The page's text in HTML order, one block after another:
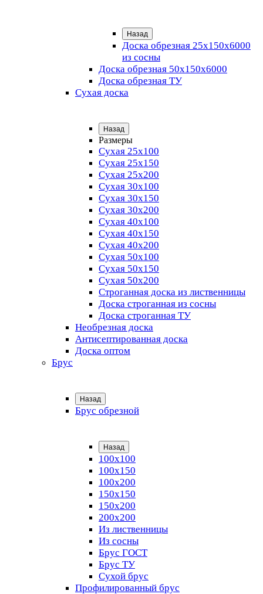
Назад
Доска обрезная 25x150x6000
из сосны
Доска обрезная 50х150х6000
Доска обрезная ТУ
Сухая доска
Назад
Размеры
Сухая 25х100
Сухая 25х150
Сухая 25х200
Сухая 30х100
Сухая 30х150
Сухая 30х200
Сухая 40х100
Сухая 40х150
Сухая 40х200
Сухая 50х100
Сухая 50х150
Сухая 50х200
Строганная доска из лиственницы
Доска строганная из сосны
Доска строганная ТУ
Необрезная доска
Антисептированная доска
Доска оптом
Брус
Назад
Брус обрезной
Назад
100х100
100х150
100х200
150х150
150х200
200х200
Из лиственницы
Из сосны
Брус ГОСТ
Брус ТУ
Сухой брус
Профилированный брус